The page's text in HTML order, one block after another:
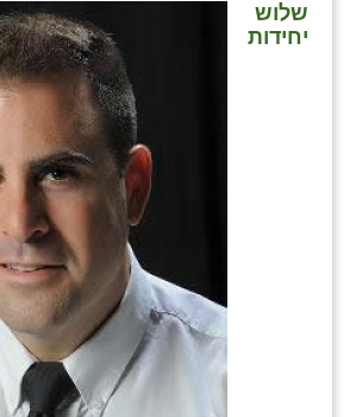
שלוש
יחידות